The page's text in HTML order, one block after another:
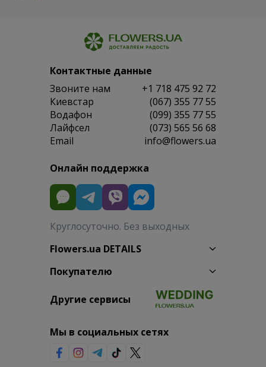
Контактные данные
Звоните нам
+1 718 475 92 72
Киевстар
(067) 355 77 55
Водафон
(099) 355 77 55
Лайфсел
(073) 565 56 68
Email
info@flowers.ua
Онлайн поддержка
Круглосуточно. Без выходных
Flowers.ua DETAILS
Покупателю
Другие сервисы
Мы в социальных сетях